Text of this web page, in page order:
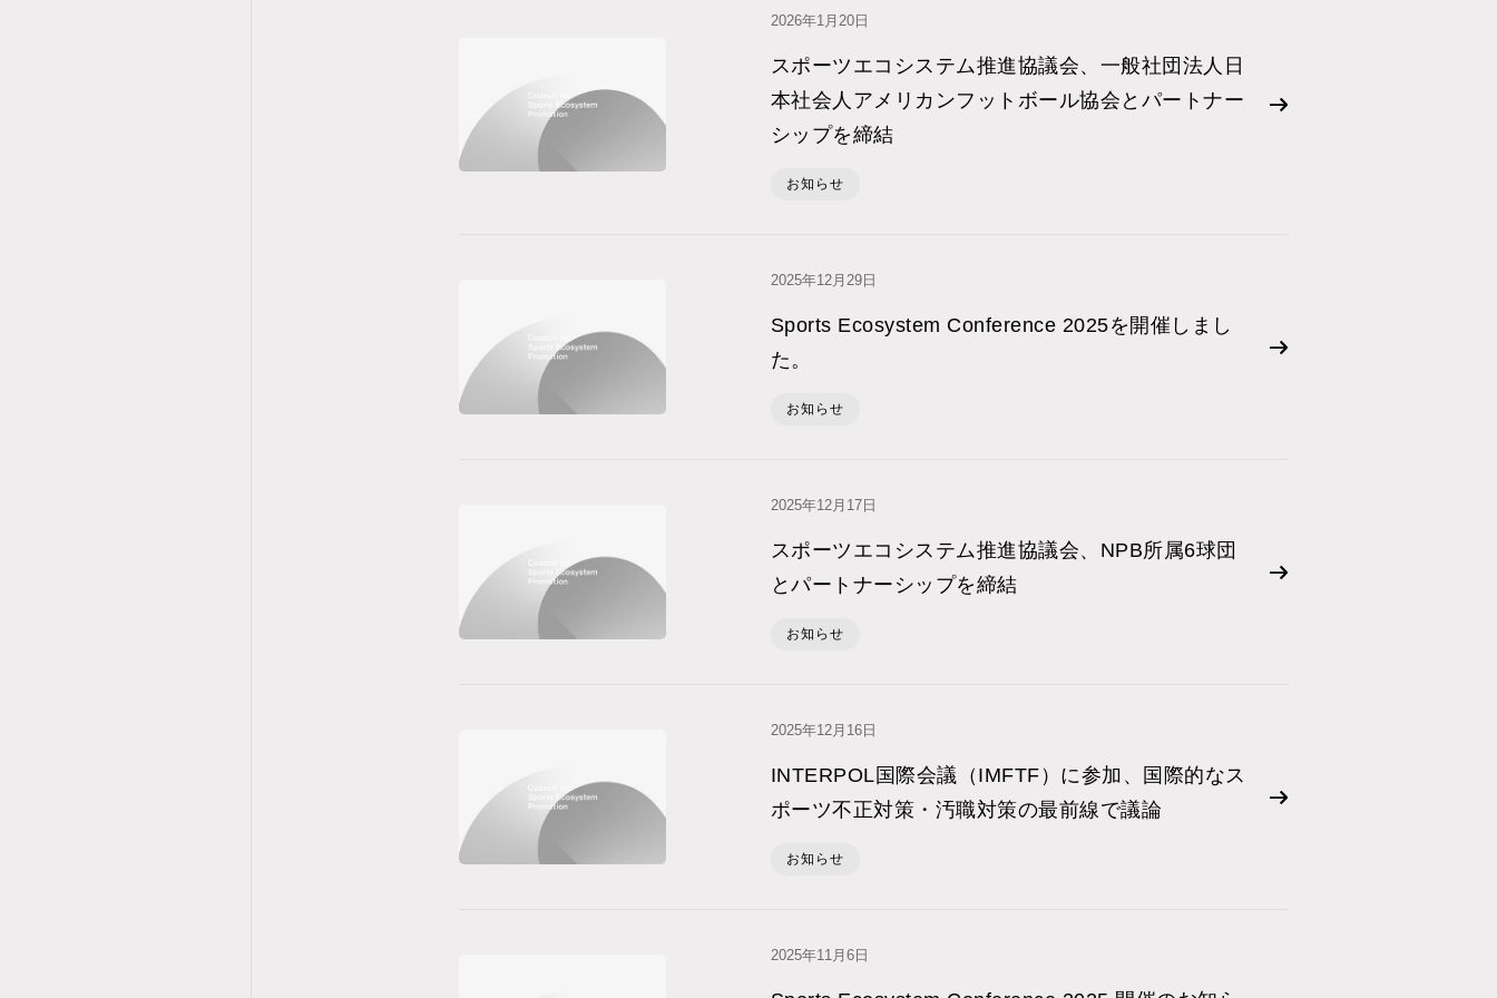
2026年1⽉20⽇
スポーツエコシステム推進協議会、一般社団法人日
本社会人アメリカンフットボール協会とパートナー
シップを締結
お知らせ
2025年12⽉29⽇
Sports Ecosystem Conference 2025を開催しまし
た。
お知らせ
2025年12⽉17⽇
スポーツエコシステム推進協議会、NPB所属6球団
とパートナーシップを締結
お知らせ
2025年12⽉16⽇
INTERPOL国際会議（IMFTF）に参加、国際的なス
ポーツ不正対策・汚職対策の最前線で議論
お知らせ
2025年11⽉6⽇